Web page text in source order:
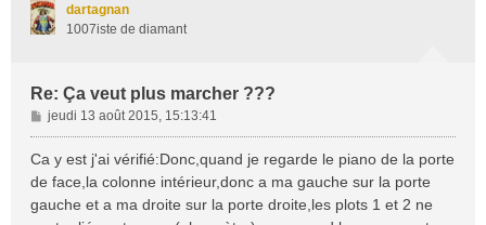
dartagnan
1007iste de diamant
Re: Ça veut plus marcher ???
M
e
a
g
jeudi 13 août 2015, 15:13:41
Ca y est j'ai vérifié:Donc,quand je regarde le piano de la porte
de face,la colonne intérieur,donc a ma gauche sur la porte
gauche et a ma droite sur la porte droite,les plots 1 et 2 ne